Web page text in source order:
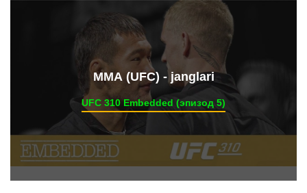
ММА (UFC) - janglari
UFC 310 Embedded (эпизод 5)